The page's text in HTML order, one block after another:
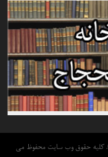
Copyright © 1405 Hajij Persian. کلیه حقوق وب سایت محفوظ می